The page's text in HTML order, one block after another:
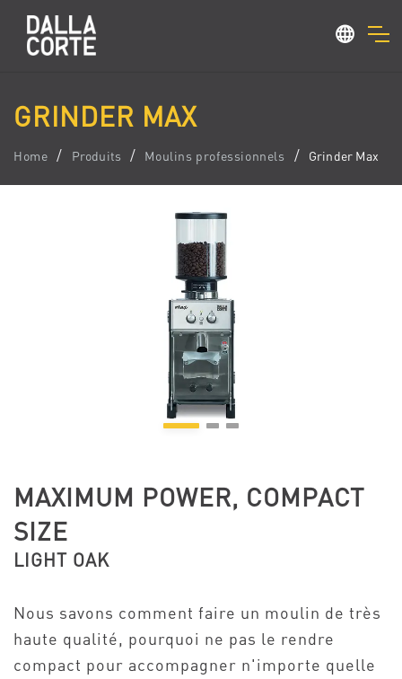
GRINDER MAX
Home Produits Moulins professionnels Grinder Max
MAXIMUM POWER, COMPACT
SIZE
LIGHT OAK
Nous savons comment faire un moulin de très
haute qualité, pourquoi ne pas le rendre
compact pour accompagner n'importe quelle